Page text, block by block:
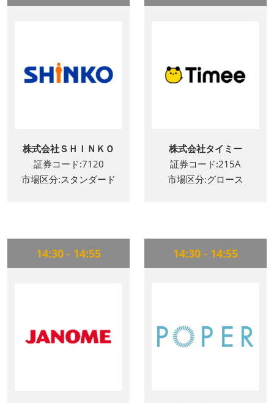
株式会社ＳＨＩＮＫＯ
証券コード:7120
市場区分:スタンダード
株式会社タイミー
証券コード:215A
市場区分:グロース
14:30 - 14:55 14:30 - 14:55